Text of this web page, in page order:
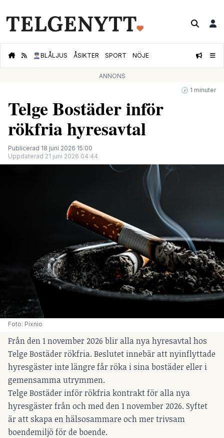
👮🏻‍♂️BLÅLJUS ÅSIKTER SPORT NÖJE
ANNONS
🕝 1 minuter
Telge Bostäder inför
rökfria hyresavtal
Publicerad 18 juni 2026 15:00
Uppdaterad 21 juni 2026 04:44
Foto: Pixnio
Från den 1 november 2026 blir alla nya hyresavtal hos
Telge Bostäder rökfria. Beslutet innebär att nyinflyttade
hyresgäster inte längre får röka i sina bostäder eller i
gemensamma utrymmen.
Telge Bostäder inför rökfria kontrakt för alla nya
hyresgäster från och med den 1 november 2026. Syftet
är att skapa en hälsosammare och mer trivsam
boendemiljö för de boende.